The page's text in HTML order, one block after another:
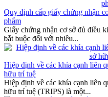
Quy định cấp giấy chứng nhận
phẩm
Giấy chứng nhận cơ sở đủ điều
bắt buộc đối với nhiều...
Hiệp định về các khía cạnh liên
hữu trí tuệ
Hiệp định về các khía cạnh liên
hữu trí tuệ (TRIPS) là một...